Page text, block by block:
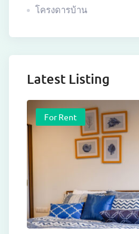
โครงดารบ้าน
Latest Listing
For Rent